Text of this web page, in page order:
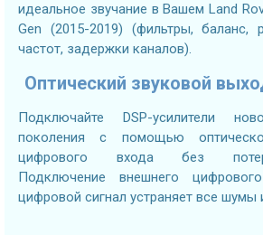
идеальное звучание в Вашем Land
Gen (2015-2019) (фильтры, баланс,
частот, задержки каналов).
Оптический звуковой
Подключайте DSP-усилители
поколения с помощью
цифрового входа без
Подключение внешнего
цифровой сигнал устраняет все шумы